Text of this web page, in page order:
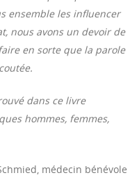
ensemble les influencer
nous avons un devoir de
en sorte que la parole
dans ce livre
hommes, femmes,
médecin bénévole